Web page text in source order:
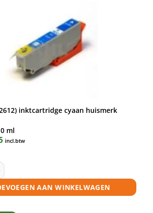
inktcartridge cyaan huismerk
ml
Huidige
prijs
incl.btw
inktcartridge cyaan huismerk aantal
AAN WINKELWAGEN